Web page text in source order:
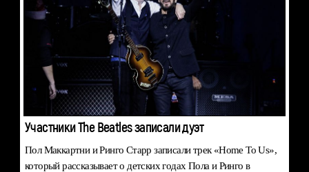
Участники The Beatles записали дуэт
Пол Маккартни и Ринго Старр записали трек «Home To Us»,
который рассказывает о детских годах Пола и Ринго в